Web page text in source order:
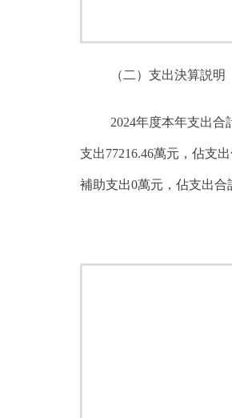
（二）支出決算説明
2024年度本年支出合
支出77216.46萬元，佔支
補助支出0萬元，佔支出合